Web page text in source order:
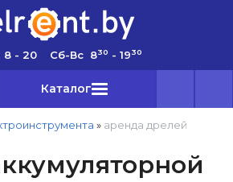
8 - 20 Сб-Вс 830 - 1930
Каталог
» аренда дрелей